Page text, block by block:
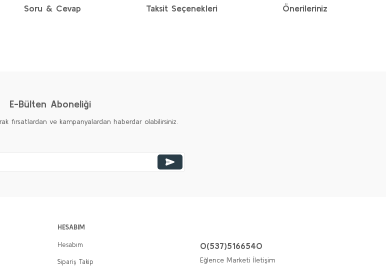
Soru & Cevap Taksit Seçenekleri Önerileriniz
E-Bülten Aboneliği
fırsatlardan ve kampanyalardan haberdar olabilirsiniz.
HESABIM
Hesabım
Sipariş Takip
0(537)5166540
Eğlence Marketi İletişim